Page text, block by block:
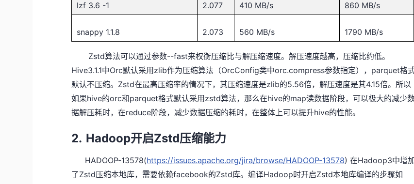
lzf 3.6 -1 2.077 410 MB/s 860 MB/s
snappy 1.1.8 2.073 560 MB/s 1790 MB/s
Zstd算法可以通过参数--fast来权衡压缩比与解压缩速度。解压速度越高，压缩比约低。
Hive3.1.1中Orc默认采用 zlib作为压缩算法（OrcConfig类中orc.compress参数指定）， parquet格
默认不压缩。 Zstd在最高压缩率的情况下，其压缩速度是zlib的5.56倍，解压速度是其4.15倍。所以
如果hive的orc和parquet格式默认采用 zstd算法，那么在hive的map读数据阶段，可以极大的减少
据解压耗时，在reduce阶段，减少数据压缩的耗时，在整体上可以提升hive的性能。
2. Hadoop开启Zstd压缩能力
HADOOP-13578(https://issues.apache.org/jira/browse/HADOOP-13578)在Hadoop3中增加
了Zstd压缩本地库，需要依赖facebook的Zstd库。编译Hadoop时开启Zstd本地库编译的步骤如